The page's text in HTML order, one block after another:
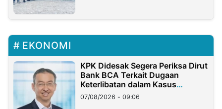
EKONOMI
KPK Didesak Segera Periksa Dirut
Bank BCA Terkait Dugaan
Keterlibatan dalam Kasus
Hilangnya Dana Nasabah Rp2,58
Miliar
07/08/2026 - 09:06